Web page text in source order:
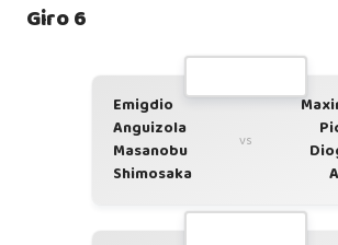
Giro 6
Emigdio
Anguizola
Masanobu
Shimosaka
vs